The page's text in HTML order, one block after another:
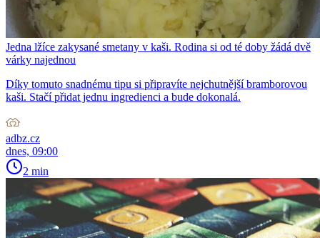
Jedna lžíce zakysané smetany v kaši. Rodina si od té doby žádá dvě
várky najednou
Díky tomuto snadnému tipu si připravíte nejchutnější bramborovou
kaši. Stačí přidat jednu ingredienci a bude dokonalá.
adbz.cz
dnes, 09:00
2 min